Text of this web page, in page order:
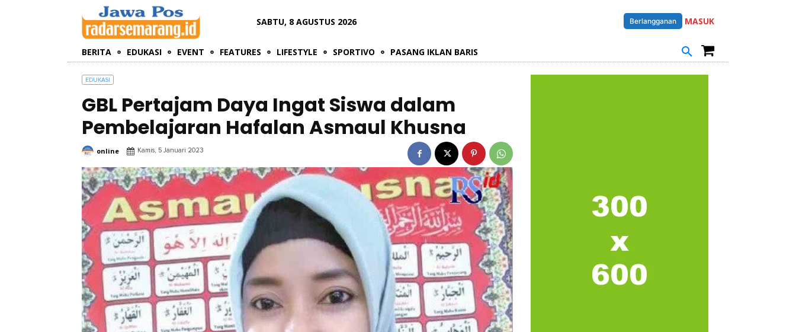
SABTU, 8 AGUSTUS 2026 Berlangganan MASUK
BERITA EDUKASI EVENT FEATURES LIFESTYLE SPORTIVO PASANG IKLAN BARIS
EDUKASI
GBL Pertajam Daya Ingat Siswa dalam
Pembelajaran Hafalan Asmaul Khusna
online Kamis, 5 Januari 2023